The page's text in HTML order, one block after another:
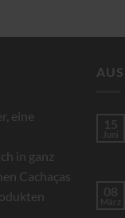
eine
in ganz
Cachaças
15
Juni
08
März